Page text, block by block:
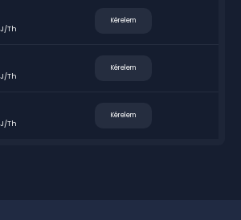
Th
Kérelem
Th
Kérelem
Th
Kérelem